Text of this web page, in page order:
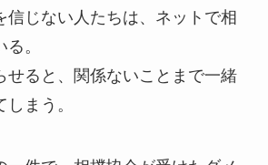
信じない人たちは、ネットで相
。
せると、関係ないことまで一緒
まう。